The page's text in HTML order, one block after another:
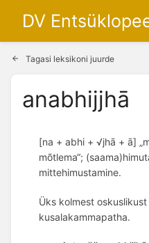
DV
Tagasi leksikoni juurde
anabhijjhā
[na + abhi + √jhā + ā]
mõtlema“;
mittehimustamine.
Üks kolmest
kusalakammapatha.